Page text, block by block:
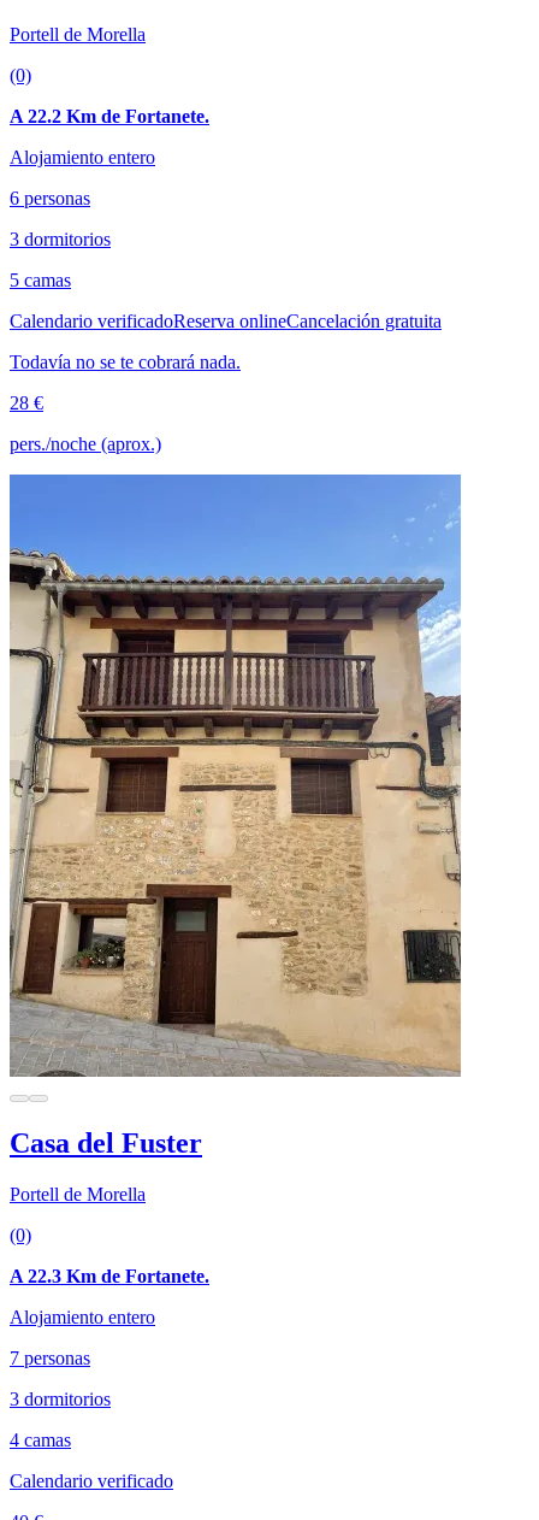
Portell de Morella
(0)
A 22.2 Km de Fortanete.
Alojamiento entero
6 personas
3 dormitorios
5 camas
Calendario verificadoReserva onlineCancelación gratuita
Todavía no se te cobrará nada.
28 €
pers./noche (aprox.)
Casa del Fuster
Portell de Morella
(0)
A 22.3 Km de Fortanete.
Alojamiento entero
7 personas
3 dormitorios
4 camas
Calendario verificado